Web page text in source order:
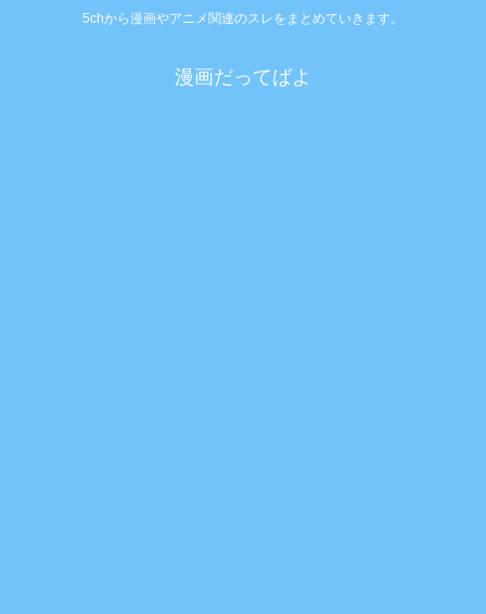
5chから漫画やアニメ関連のスレをまとめていきます。
漫画だってばよ